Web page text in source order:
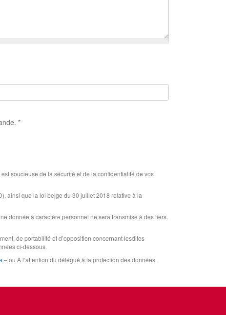
*
soucieuse de la sécurité et de la confidentialité de vos
ainsi que la loi belge du 30 juillet 2018 relative à la
donnée à caractère personnel ne sera transmise à des tiers.
de portabilité et d’opposition concernant lesdites
ci-dessous.
– ou A l’attention du délégué à la protection des données,